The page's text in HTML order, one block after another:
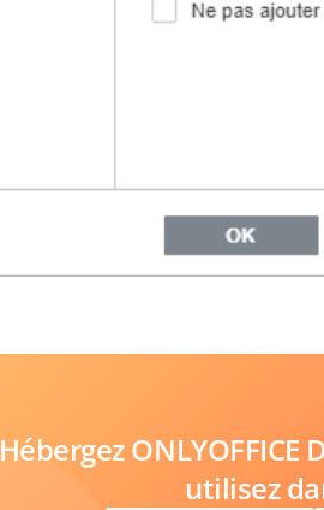
Hébergez
utilisez